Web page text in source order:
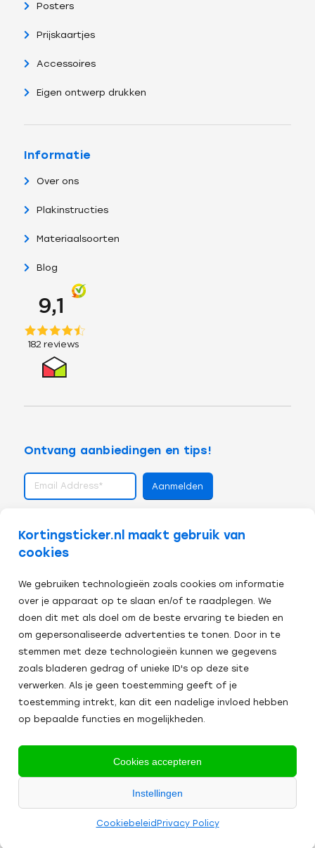
Kortingsticker.nl maakt gebruik van
cookies
We gebruiken technologieën zoals cookies om informatie
over je apparaat op te slaan en/of te raadplegen. We
doen dit met als doel om de beste ervaring te bieden en
om gepersonaliseerde advertenties te tonen. Door in te
stemmen met deze technologieën kunnen we gegevens
zoals bladeren gedrag of unieke ID's op deze site
verwerken. Als je geen toestemming geeft of je
toestemming intrekt, kan dit een nadelige invloed hebben
op bepaalde functies en mogelijkheden.
Cookies accepteren
Instellingen
Cookiebeleid Privacy Policy
Posters
Prijskaartjes
Accessoires
Eigen ontwerp drukken
Informatie
Over ons
Plakinstructies
Materiaalsoorten
Blog
Ontvang aanbiedingen en tips!
Veilig afrekenen:
Algemene Voorwaarden